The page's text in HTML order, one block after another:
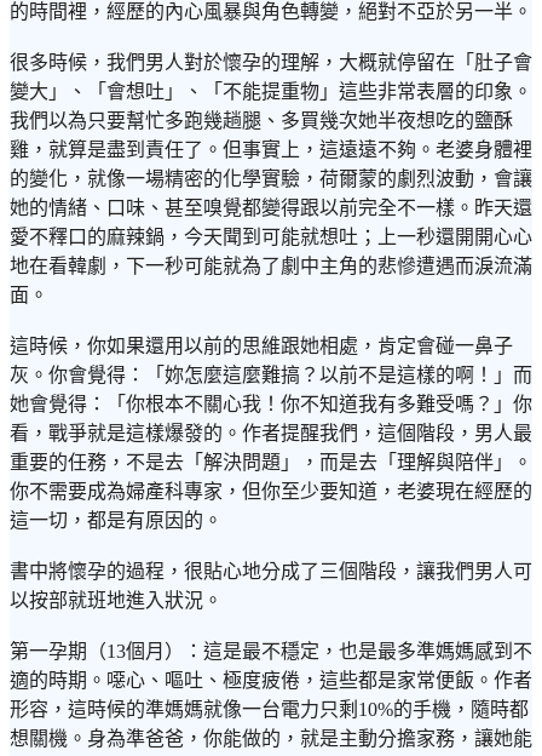
的時間裡，經歷的內心風暴與角色轉變，絕對不亞於另一半。
很多時候，我們男人對於懷孕的理解，大概就停留在「肚子會
變大」、「會想吐」、「不能提重物」這些非常表層的印象。
我們以為只要幫忙多跑幾趟腿、多買幾次她半夜想吃的鹽酥
雞，就算是盡到責任了。但事實上，這遠遠不夠。老婆身體裡
的變化，就像一場精密的化學實驗，荷爾蒙的劇烈波動，會讓
她的情緒、口味、甚至嗅覺都變得跟以前完全不一樣。昨天還
愛不釋口的麻辣鍋，今天聞到可能就想吐；上一秒還開開心心
地在看韓劇，下一秒可能就為了劇中主角的悲慘遭遇而淚流滿
面。
這時候，你如果還用以前的思維跟她相處，肯定會碰一鼻子
灰。你會覺得：「妳怎麼這麼難搞？以前不是這樣的啊！」而
她會覺得：「你根本不關心我！你不知道我有多難受嗎？」你
看，戰爭就是這樣爆發的。作者提醒我們，這個階段，男人最
重要的任務，不是去「解決問題」，而是去「理解與陪伴」。
你不需要成為婦產科專家，但你至少要知道，老婆現在經歷的
這一切，都是有原因的。
書中將懷孕的過程，很貼心地分成了三個階段，讓我們男人可
以按部就班地進入狀況。
第一孕期（13個月）：這是最不穩定，也是最多準媽媽感到不
適的時期。噁心、嘔吐、極度疲倦，這些都是家常便飯。作者
形容，這時候的準媽媽就像一台電力只剩10%的手機，隨時都
想關機。身為準爸爸，你能做的，就是主動分擔家務，讓她能